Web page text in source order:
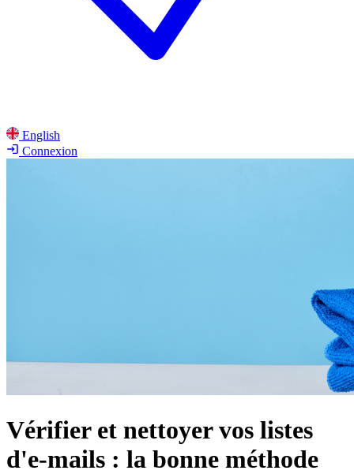
English
Connexion
Vérifier et nettoyer vos listes
d'e-mails : la bonne méthode